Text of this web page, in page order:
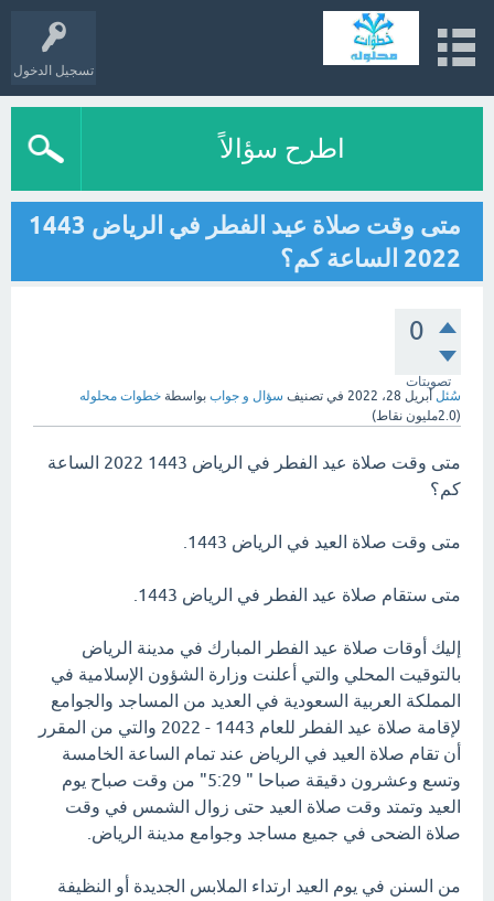
تسجيل الدخول
اطرح سؤالاً
متى وقت صلاة عيد الفطر في الرياض 1443
2022 الساعة كم؟
0
تصويتات
سُئل أبريل 28، 2022 في تصنيف سؤال و جواب بواسطة خطوات محلوله
(2.0مليون نقاط)
متى وقت صلاة عيد الفطر في الرياض 1443 2022 الساعة
كم؟
متى وقت صلاة العيد في الرياض 1443.
متى ستقام صلاة عيد الفطر في الرياض 1443.
إليك أوقات صلاة عيد الفطر المبارك في مدينة الرياض
بالتوقيت المحلي والتي أعلنت وزارة الشؤون الإسلامية في
المملكة العربية السعودية في العديد من المساجد والجوامع
لإقامة صلاة عيد الفطر للعام 1443 - 2022 والتي من المقرر
أن تقام صلاة العيد في الرياض عند تمام الساعة الخامسة
وتسع وعشرون دقيقة صباحا " 5:29" من وقت صباح يوم
العيد وتمتد وقت صلاة العيد حتى زوال الشمس في وقت
صلاة الضحى في جميع مساجد وجوامع مدينة الرياض.
من السنن في يوم العيد ارتداء الملابس الجديدة أو النظيفة